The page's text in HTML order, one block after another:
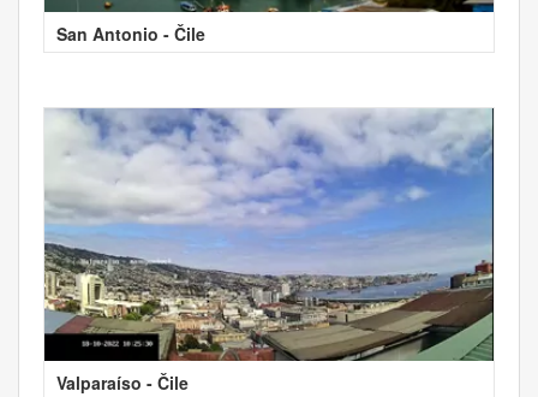
San Antonio - Čile
Valparaíso - Čile